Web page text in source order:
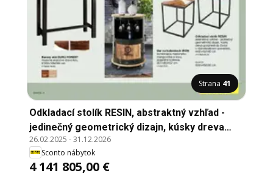
Strana 41
Odkladací stolík RESIN, abstraktný vzhľad -
jedinečný geometrický dizajn, kúsky dreva
ponorené do živice v rôznofarebnom
prevedení,š40/v45/h40 cmš50/v45/h50 cm
26.02.2025 -31.12.2026
Sconto nábytok
4 141 805,00 €